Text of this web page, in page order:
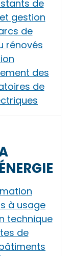
de
gestion
de
rénovés
des
de
à usage
technique
de